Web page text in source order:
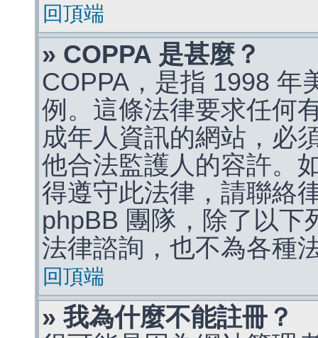
回頂端
» COPPA 是甚麼？
COPPA，是指 1998 年
例。這條法律要求任何
成年人資訊的網站，必
他合法監護人的容許。
得遵守此法律，請聯絡
phpBB 團隊，除了以下
法律諮詢，也不為各種
回頂端
» 我為什麼不能註冊？